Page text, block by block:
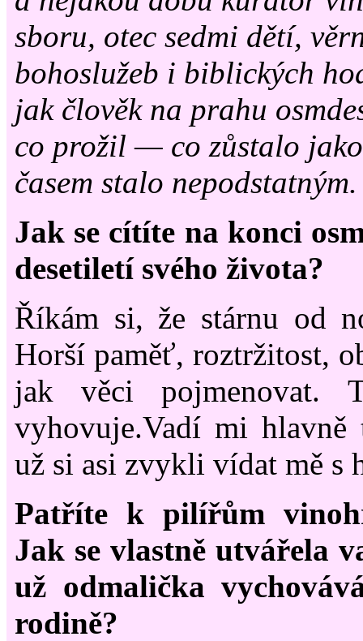
sboru, otec sedmi dětí,
bohoslužeb i biblických
jak člověk na prahu
co prožil — co zůstalo
časem stalo nepodstatným.
Jak se cítíte na konci
desetiletí svého života?
Říkám si, že stárnu od
Horší paměť, roztržitost,
jak věci pojmenovat.
vyhovuje.Vadí mi hlavně
už si asi zvykli vídat mě s
Patříte k pilířům
Jak se vlastně utvářela
už odmalička
rodině?